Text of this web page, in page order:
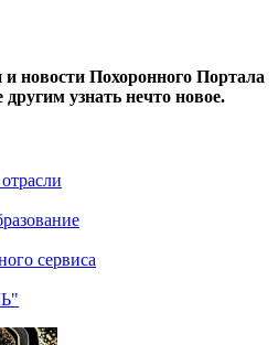
новости Похоронного Портала
узнать нечто новое.
сервиса